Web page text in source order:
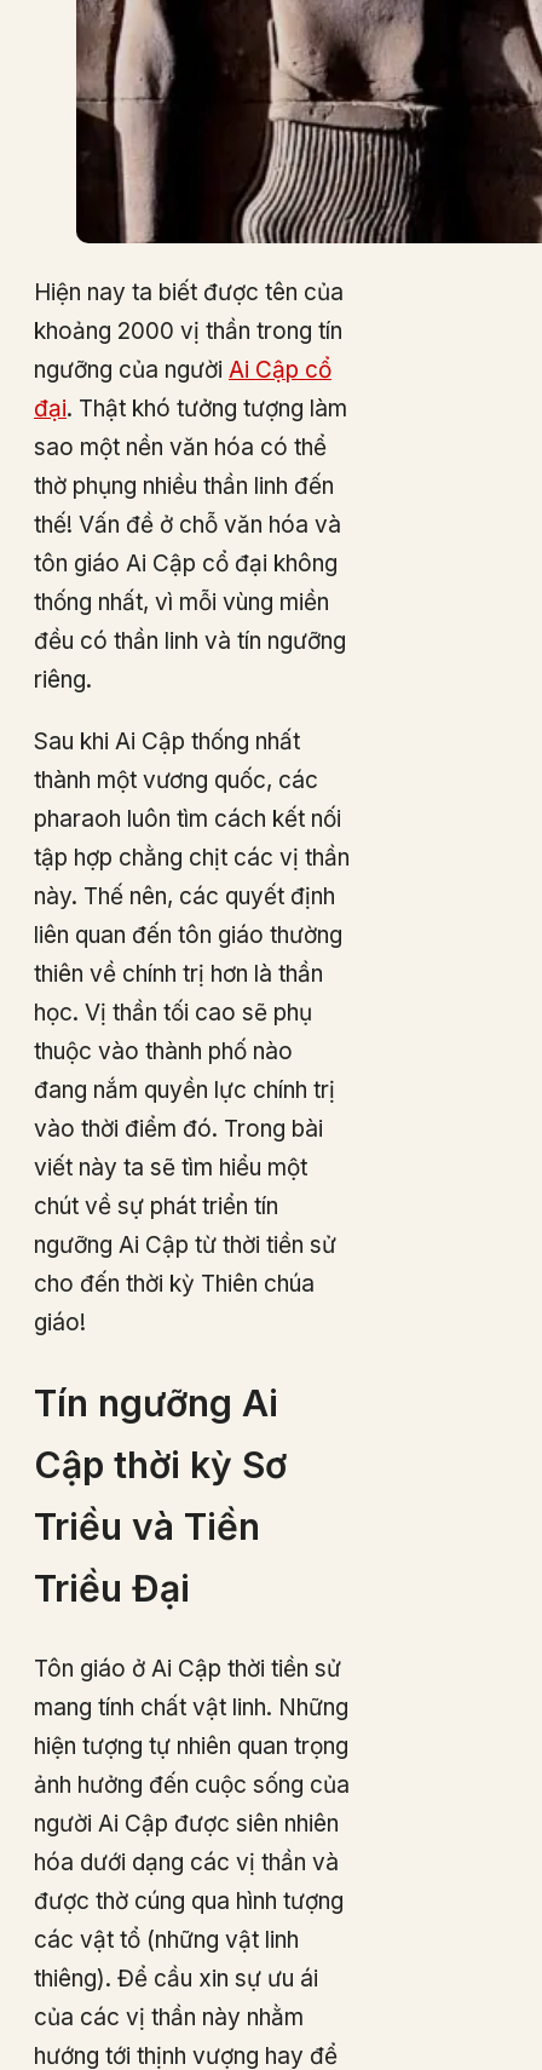
Hiện nay ta biết được tên của
khoảng 2000 vị thần trong tín
ngưỡng của người Ai Cập cổ
đại. Thật khó tưởng tượng làm
sao một nền văn hóa có thể
thờ phụng nhiều thần linh đến
thế! Vấn đề ở chỗ văn hóa và
tôn giáo Ai Cập cổ đại không
thống nhất, vì mỗi vùng miền
đều có thần linh và tín ngưỡng
riêng.
Sau khi Ai Cập thống nhất
thành một vương quốc, các
pharaoh luôn tìm cách kết nối
tập hợp chằng chịt các vị thần
này. Thế nên, các quyết định
liên quan đến tôn giáo thường
thiên về chính trị hơn là thần
học. Vị thần tối cao sẽ phụ
thuộc vào thành phố nào
đang nắm quyền lực chính trị
vào thời điểm đó. Trong bài
viết này ta sẽ tìm hiểu một
chút về sự phát triển tín
ngưỡng Ai Cập từ thời tiền sử
cho đến thời kỳ Thiên chúa
giáo!
Tín ngưỡng Ai
Cập thời kỳ Sơ
Triều và Tiền
Triều Đại
Tôn giáo ở Ai Cập thời tiền sử
mang tính chất vật linh. Những
hiện tượng tự nhiên quan trọng
ảnh hưởng đến cuộc sống của
người Ai Cập được siên nhiên
hóa dưới dạng các vị thần và
được thờ cúng qua hình tượng
các vật tổ (những vật linh
thiêng). Để cầu xin sự ưu ái
của các vị thần này nhằm
hướng tới thịnh vượng hay để